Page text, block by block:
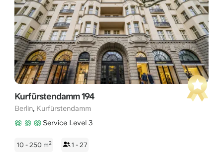
Kurfürstendamm 194
Berlin, Kurfürstendamm
Service Level 3
10 - 250 m2 1 - 27